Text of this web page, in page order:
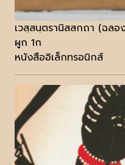
เวสฺสนฺตรานิสสกถา (ฉลอ
ผูก 1ก
หนังสืออิเล็กทรอนิกส์